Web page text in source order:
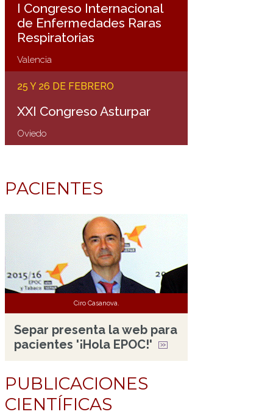
I Congreso Internacional
de Enfermedades Raras
Respiratorias
Valencia
25 Y 26 DE FEBRERO
XXI Congreso Asturpar
Oviedo
PACIENTES
Ciro Casanova.
Separ presenta la web para
pacientes '¡Hola EPOC!'
PUBLICACIONES
CIENTÍFICAS